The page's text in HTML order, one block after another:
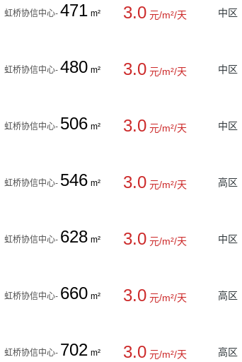
虹桥协信中心- 471 m² 3.0 元/m²/天 中区
虹桥协信中心- 480 m² 3.0 元/m²/天 中区
虹桥协信中心- 506 m² 3.0 元/m²/天 中区
虹桥协信中心- 546 m² 3.0 元/m²/天 高区
虹桥协信中心- 628 m² 3.0 元/m²/天 中区
虹桥协信中心- 660 m² 3.0 元/m²/天 高区
虹桥协信中心- 702 m² 3.0 元/m²/天 高区